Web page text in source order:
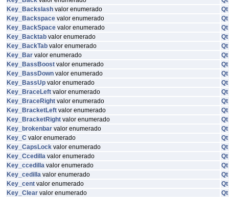
Key_Backslash valor enumerado
Qt
Key_Backspace valor enumerado
Qt
Key_BackSpace valor enumerado
Qt
Key_Backtab valor enumerado
Qt
Key_BackTab valor enumerado
Qt
Key_Bar valor enumerado
Qt
Key_BassBoost valor enumerado
Qt
Key_BassDown valor enumerado
Qt
Key_BassUp valor enumerado
Qt
Key_BraceLeft valor enumerado
Qt
Key_BraceRight valor enumerado
Qt
Key_BracketLeft valor enumerado
Qt
Key_BracketRight valor enumerado
Qt
Key_brokenbar valor enumerado
Qt
Key_C valor enumerado
Qt
Key_CapsLock valor enumerado
Qt
Key_Ccedilla valor enumerado
Qt
Key_ccedilla valor enumerado
Qt
Key_cedilla valor enumerado
Qt
Key_cent valor enumerado
Qt
Key_Clear valor enumerado
Qt